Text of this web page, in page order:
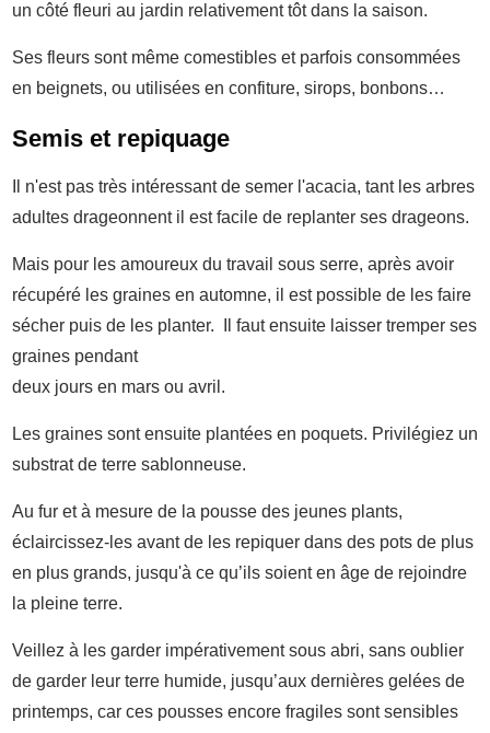
un côté fleuri au jardin relativement tôt dans la saison.
Ses fleurs sont même comestibles et parfois consommées
en beignets, ou utilisées en confiture, sirops, bonbons…
Semis et repiquage
Il n'est pas très intéressant de semer l'acacia, tant les arbres
adultes drageonnent il est facile de replanter ses drageons.
Mais pour les amoureux du travail sous serre, après avoir
récupéré les graines en automne, il est possible de les faire
sécher puis de les planter. Il faut ensuite laisser tremper ses
graines pendant
deux jours en mars ou avril.
Les graines sont ensuite plantées en poquets. Privilégiez un
substrat de terre sablonneuse.
Au fur et à mesure de la pousse des jeunes plants,
éclaircissez-les avant de les repiquer dans des pots de plus
en plus grands, jusqu'à ce qu’ils soient en âge de rejoindre
la pleine terre.
Veillez à les garder impérativement sous abri, sans oublier
de garder leur terre humide, jusqu’aux dernières gelées de
printemps, car ces pousses encore fragiles sont sensibles